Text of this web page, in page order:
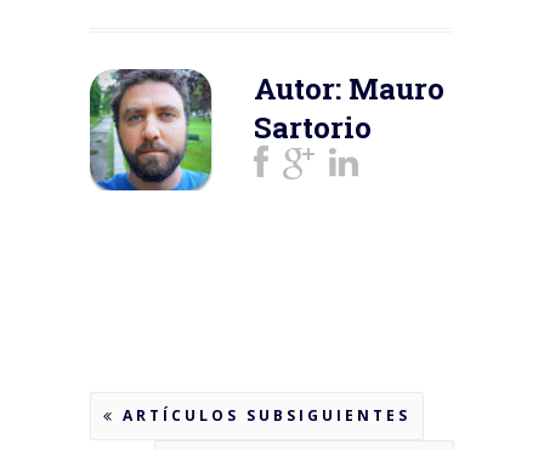
Autor: Mauro
Sartorio
ARTÍCULOS SUBSIGUIENTES